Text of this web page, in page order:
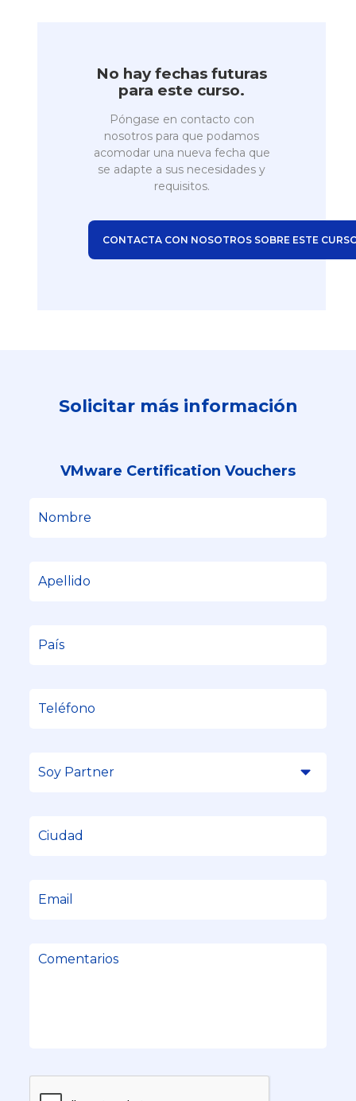
No hay fechas futuras
para este curso.
Póngase en contacto con
nosotros para que podamos
acomodar una nueva fecha que
se adapte a sus necesidades y
requisitos.
CONTACTA CON NOSOTROS SOBRE ESTE
Solicitar más información
VMware Certification Vouchers